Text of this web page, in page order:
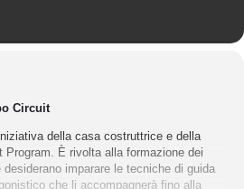
Circuit
della casa costruttrice e della
Program. È rivolta alla formazione dei
imparare le tecniche di guida
che li accompagnerà fino alla